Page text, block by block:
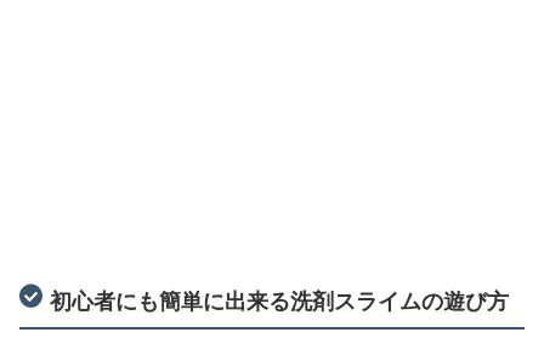
初心者にも簡単に出来る洗剤スライムの遊び方